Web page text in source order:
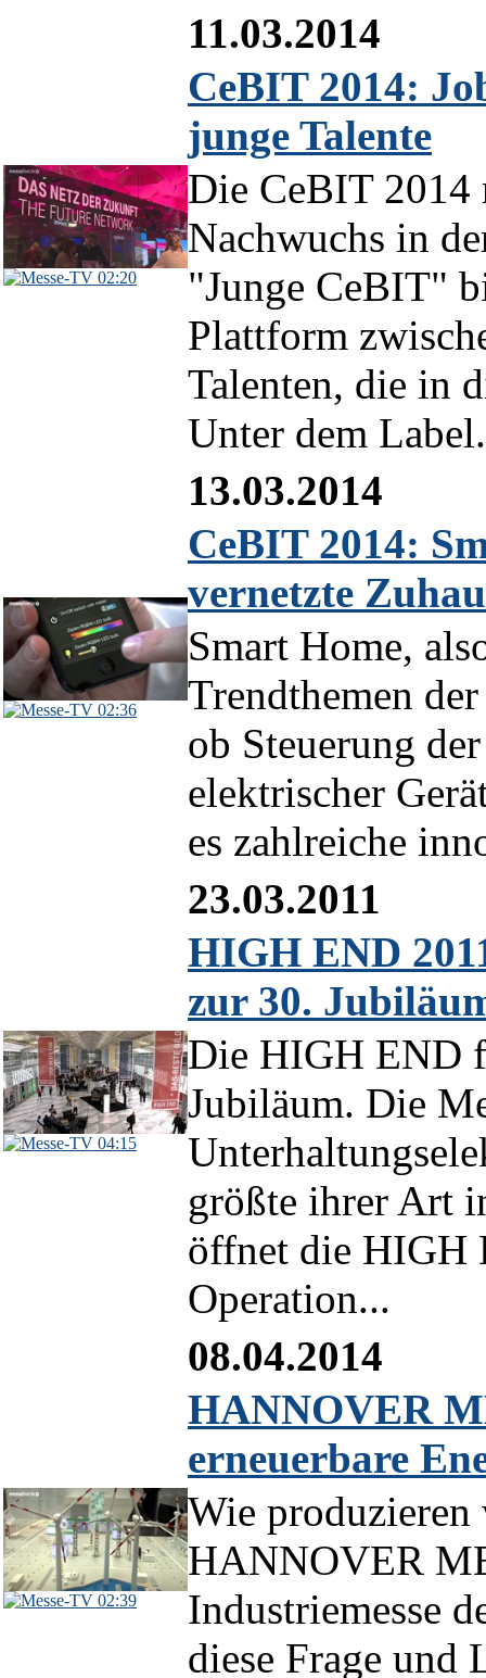
02:20
11.03.2014
CeBIT 2014:
junge Talente
Die CeBIT 2014
Nachwuchs in
"Junge CeBIT"
Plattform
Talenten, die in
Unter dem
02:36
13.03.2014
CeBIT 2014:
vernetzte
Smart Home,
Trendthemen
ob Steuerung
elektrischer
es zahlreiche
04:15
23.03.2011
HIGH END
zur 30.
Die HIGH END
Jubiläum. Die
größte ihrer Art
öffnet die HIGH
Operation...
02:39
08.04.2014
HANNOVER
erneuerbare
Wie produzieren
HANNOVER
Industriemesse
diese Frage und